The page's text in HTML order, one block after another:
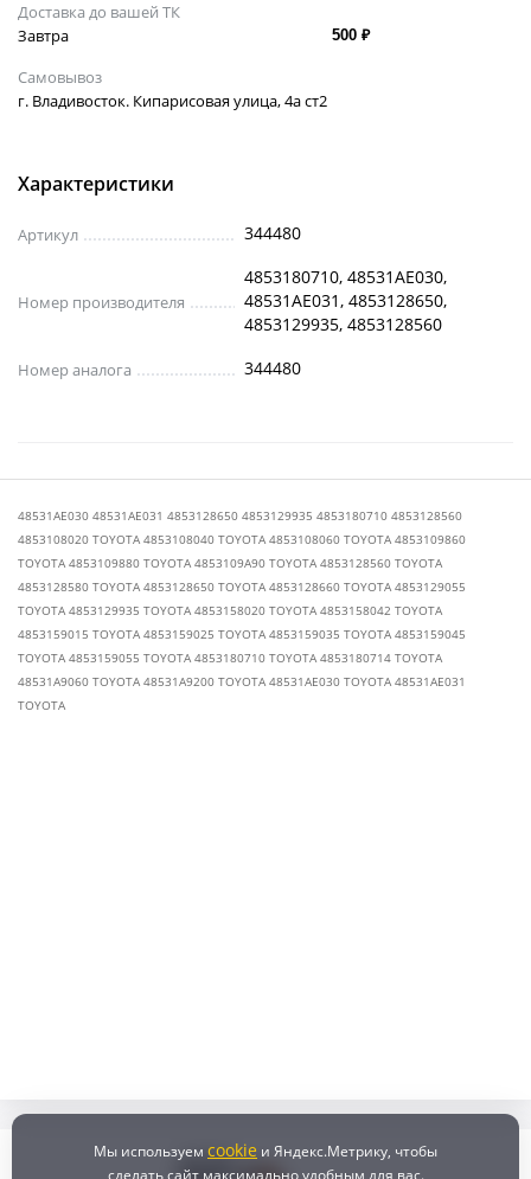
Доставка до вашей ТК
Завтра
500 ₽
Самовывоз
г. Владивосток. Кипарисовая улица, 4а ст2
Характеристики
Артикул 344480
Номер производителя
4853180710, 48531AE030,
48531AE031, 4853128650,
4853129935, 4853128560
Номер аналога 344480
48531AE030 48531AE031 4853128650 4853129935 4853180710 4853128560
4853108020 TOYOTA 4853108040 TOYOTA 4853108060 TOYOTA 4853109860
TOYOTA 4853109880 TOYOTA 4853109A90 TOYOTA 4853128560 TOYOTA
4853128580 TOYOTA 4853128650 TOYOTA 4853128660 TOYOTA 4853129055
TOYOTA 4853129935 TOYOTA 4853158020 TOYOTA 4853158042 TOYOTA
4853159015 TOYOTA 4853159025 TOYOTA 4853159035 TOYOTA 4853159045
TOYOTA 4853159055 TOYOTA 4853180710 TOYOTA 4853180714 TOYOTA
48531A9060 TOYOTA 48531A9200 TOYOTA 48531AE030 TOYOTA 48531AE031
TOYOTA
Мы используем cookie и Яндекс.Метрику, чтобы
сделать сайт максимально удобным для вас.